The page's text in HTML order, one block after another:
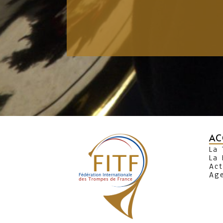
La
La